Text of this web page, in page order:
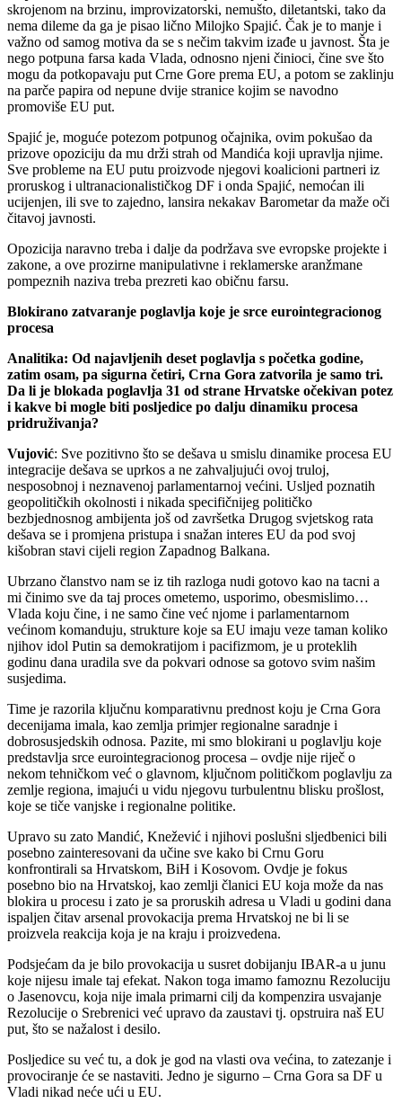
skrojenom na brzinu, improvizatorski, nemušto, diletantski, tako da
nema dileme da ga je pisao lično Milojko Spajić. Čak je to manje i
važno od samog motiva da se s nečim takvim izađe u javnost. Šta je
nego potpuna farsa kada Vlada, odnosno njeni činioci, čine sve što
mogu da potkopavaju put Crne Gore prema EU, a potom se zaklinju
na parče papira od nepune dvije stranice kojim se navodno
promoviše EU put.
Spajić je, moguće potezom potpunog očajnika, ovim pokušao da
prizove opoziciju da mu drži strah od Mandića koji upravlja njime.
Sve probleme na EU putu proizvode njegovi koalicioni partneri iz
proruskog i ultranacionalističkog DF i onda Spajić, nemoćan ili
ucijenjen, ili sve to zajedno, lansira nekakav Barometar da maže oči
čitavoj javnosti.
Opozicija naravno treba i dalje da podržava sve evropske projekte i
zakone, a ove prozirne manipulativne i reklamerske aranžmane
pompeznih naziva treba prezreti kao običnu farsu.
Blokirano zatvaranje poglavlja koje je srce eurointegracionog
procesa
Analitika: Od najavljenih deset poglavlja s početka godine,
zatim osam, pa sigurna četiri, Crna Gora zatvorila je samo tri.
Da li je blokada poglavlja 31 od strane Hrvatske očekivan potez
i kakve bi mogle biti posljedice po dalju dinamiku procesa
pridruživanja?
Vujović: Sve pozitivno što se dešava u smislu dinamike procesa EU
integracije dešava se uprkos a ne zahvaljujući ovoj truloj,
nesposobnoj i neznavenoj parlamentarnoj većini. Usljed poznatih
geopolitičkih okolnosti i nikada specifičnijeg političko
bezbjednosnog ambijenta još od završetka Drugog svjetskog rata
dešava se i promjena pristupa i snažan interes EU da pod svoj
kišobran stavi cijeli region Zapadnog Balkana.
Ubrzano članstvo nam se iz tih razloga nudi gotovo kao na tacni a
mi činimo sve da taj proces ometemo, usporimo, obesmislimo…
Vlada koju čine, i ne samo čine već njome i parlamentarnom
većinom komanduju, strukture koje sa EU imaju veze taman koliko
njihov idol Putin sa demokratijom i pacifizmom, je u proteklih
godinu dana uradila sve da pokvari odnose sa gotovo svim našim
susjedima.
Time je razorila ključnu komparativnu prednost koju je Crna Gora
decenijama imala, kao zemlja primjer regionalne saradnje i
dobrosusjedskih odnosa. Pazite, mi smo blokirani u poglavlju koje
predstavlja srce eurointegracionog procesa – ovdje nije riječ o
nekom tehničkom već o glavnom, ključnom političkom poglavlju za
zemlje regiona, imajući u vidu njegovu turbulentnu blisku prošlost,
koje se tiče vanjske i regionalne politike.
Upravo su zato Mandić, Knežević i njihovi poslušni sljedbenici bili
posebno zainteresovani da učine sve kako bi Crnu Goru
konfrontirali sa Hrvatskom, BiH i Kosovom. Ovdje je fokus
posebno bio na Hrvatskoj, kao zemlji članici EU koja može da nas
blokira u procesu i zato je sa proruskih adresa u Vladi u godini dana
ispaljen čitav arsenal provokacija prema Hrvatskoj ne bi li se
proizvela reakcija koja je na kraju i proizvedena.
Podsjećam da je bilo provokacija u susret dobijanju IBAR-a u junu
koje nijesu imale taj efekat. Nakon toga imamo famoznu Rezoluciju
o Jasenovcu, koja nije imala primarni cilj da kompenzira usvajanje
Rezolucije o Srebrenici već upravo da zaustavi tj. opstruira naš EU
put, što se nažalost i desilo.
Posljedice su već tu, a dok je god na vlasti ova većina, to zatezanje i
provociranje će se nastaviti. Jedno je sigurno – Crna Gora sa DF u
Vladi nikad neće ući u EU.